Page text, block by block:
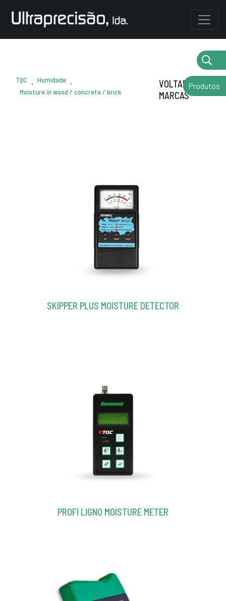
TQC . Humidade .
Moisture in wood / concrete / brick
VOLTAR AS
MARCAS
SKIPPER PLUS MOISTURE DETECTOR
PROFI LIGNO MOISTURE METER
Produtos